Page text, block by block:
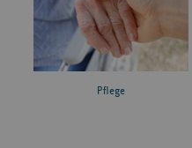
Pflege